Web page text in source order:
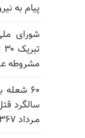
پیام به
شورای
مشروطه
۶۰
مـرداد ۱۳۶۷ + ویدئو